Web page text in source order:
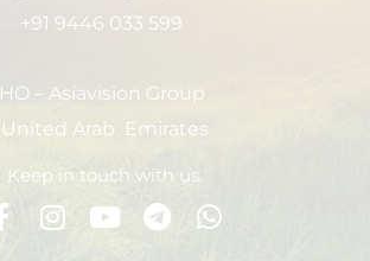
+91 9446 033 599
HO – Asiavision Group
United Arab Emirates
Keep in touch with us.